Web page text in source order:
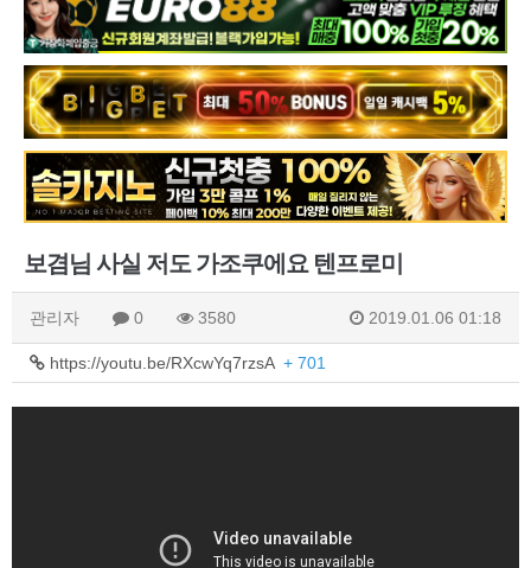
보겸님 사실 저도 가조쿠에요 텐프로미
관리자 0 3580 2019.01.06 01:18
https://youtu.be/RXcwYq7rzsA + 701